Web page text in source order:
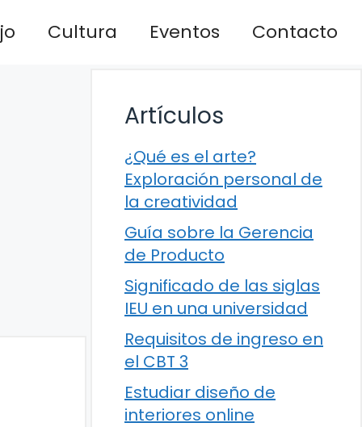
Cultura Eventos Contacto
Artículos
¿Qué es el arte?
Exploración personal de
la creatividad
Guía sobre la Gerencia
de Producto
Significado de las siglas
IEU en una universidad
Requisitos de ingreso en
el CBT 3
Estudiar diseño de
interiores online